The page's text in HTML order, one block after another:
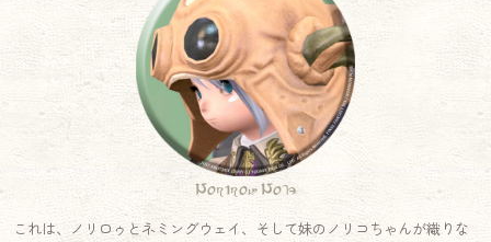
Norirow Note
これは、ノリロゥとネミングウェイ、そして妹のノリコちゃんが織りな